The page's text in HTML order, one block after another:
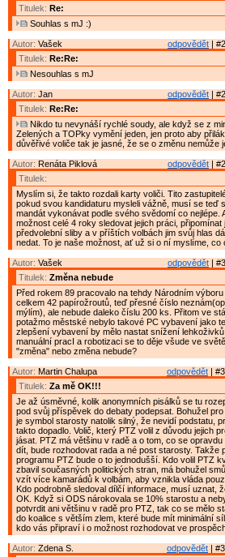
Titulek: Re:
Souhlas s mJ :)
odpovědět |
Autor: Vašek
Titulek: Re:Re:
Nesouhlas s mJ
odpovědět |
Autor: Jan
Titulek: Re:Re:
Nikdo tu nevynáší rychlé soudy, ale když se z
Zelených a TOPky vymění jeden, jen proto aby
důvěřivé voliče tak je jasné, že se o změnu nemůže
odpovědět |
Autor: Renáta Piklová
Titulek:
Myslím si, že takto rozdali karty voliči. Tito
pokud svou kandidaturu mysleli vážně, musí se teď
mandát vykonávat podle svého svědomí co nejlépe.
možnost celé 4 roky sledovat jejich práci, připomínat
předvolební sliby a v příštích volbách jim svůj hlas
nedat. To je naše možnost, ať už si o ní myslíme, co
odpovědět |
Autor: Vašek
Titulek: Změna nebude
Před rokem 89 pracovalo na tehdy Národním
celkem 42 papírožroutů, teď přesné číslo
mýlím), ale nebude daleko číslu 200 ks. Přitom ve
potažmo městské nebylo takové PC vybavení jako
zlepšení vybavení by mělo nastat snížení
manuální pracI a robotizaci se to děje všude ve
"změna" nebo změna nebude?
odpovědět |
Autor: Martin Chalupa
Titulek: Za mě OK!!!
Je až úsměvné, kolik anonymních pisálků se tu
pod svůj příspěvek do debaty podepsat. Bohužel
je symbol starosty natolik silný, že nevidí podstatu,
takto dopadlo. Volič, který PTZ volil z důvodu jejich
jásat. PTZ má většinu v radě a o tom, co se
dít, bude rozhodovat rada a né post starosty. Takže
programu PTZ bude o to jednodušší. Kdo volil PTZ
zbavil současných politických stran, má bohužel
vzít více kamarádů k volbám, aby vznikla vláda
Kdo podrobně sledoval dílčí informace, musí uznat,
OK. Když si ODS nárokovala se 10% starostu a
potvrdit ani většinu v radě pro PTZ, tak co se mělo
do koalice s větším zlem, které bude mít minimální
kdo vás připraví i o možnost rozhodovat ve
odpovědět |
Autor: Zdena S.